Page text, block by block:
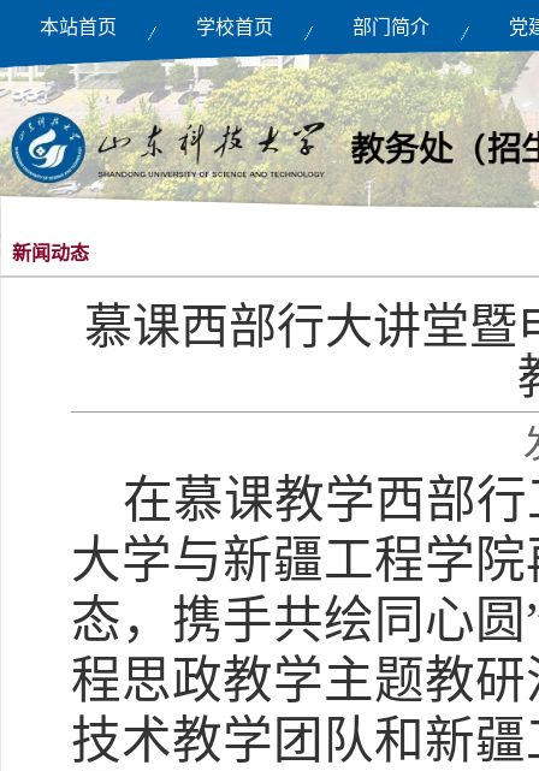
本站首页 学校首页 部门简介 党
新闻动态
慕课西部行大讲堂暨
在慕课教学西部
大学与新疆工程学
态，携手共绘同心
程思政教学主题教
技术教学团队和新